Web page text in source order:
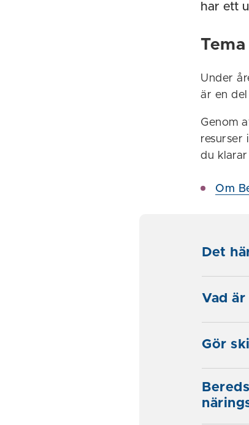
har ett
Under
är en
Genom
resurser
du
Om
Det
Vad
Gör